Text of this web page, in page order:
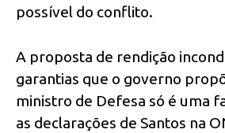
possível do conflito.
A proposta de rendição
garantias que o governo
ministro de Defesa só é uma
as declarações de Santos na